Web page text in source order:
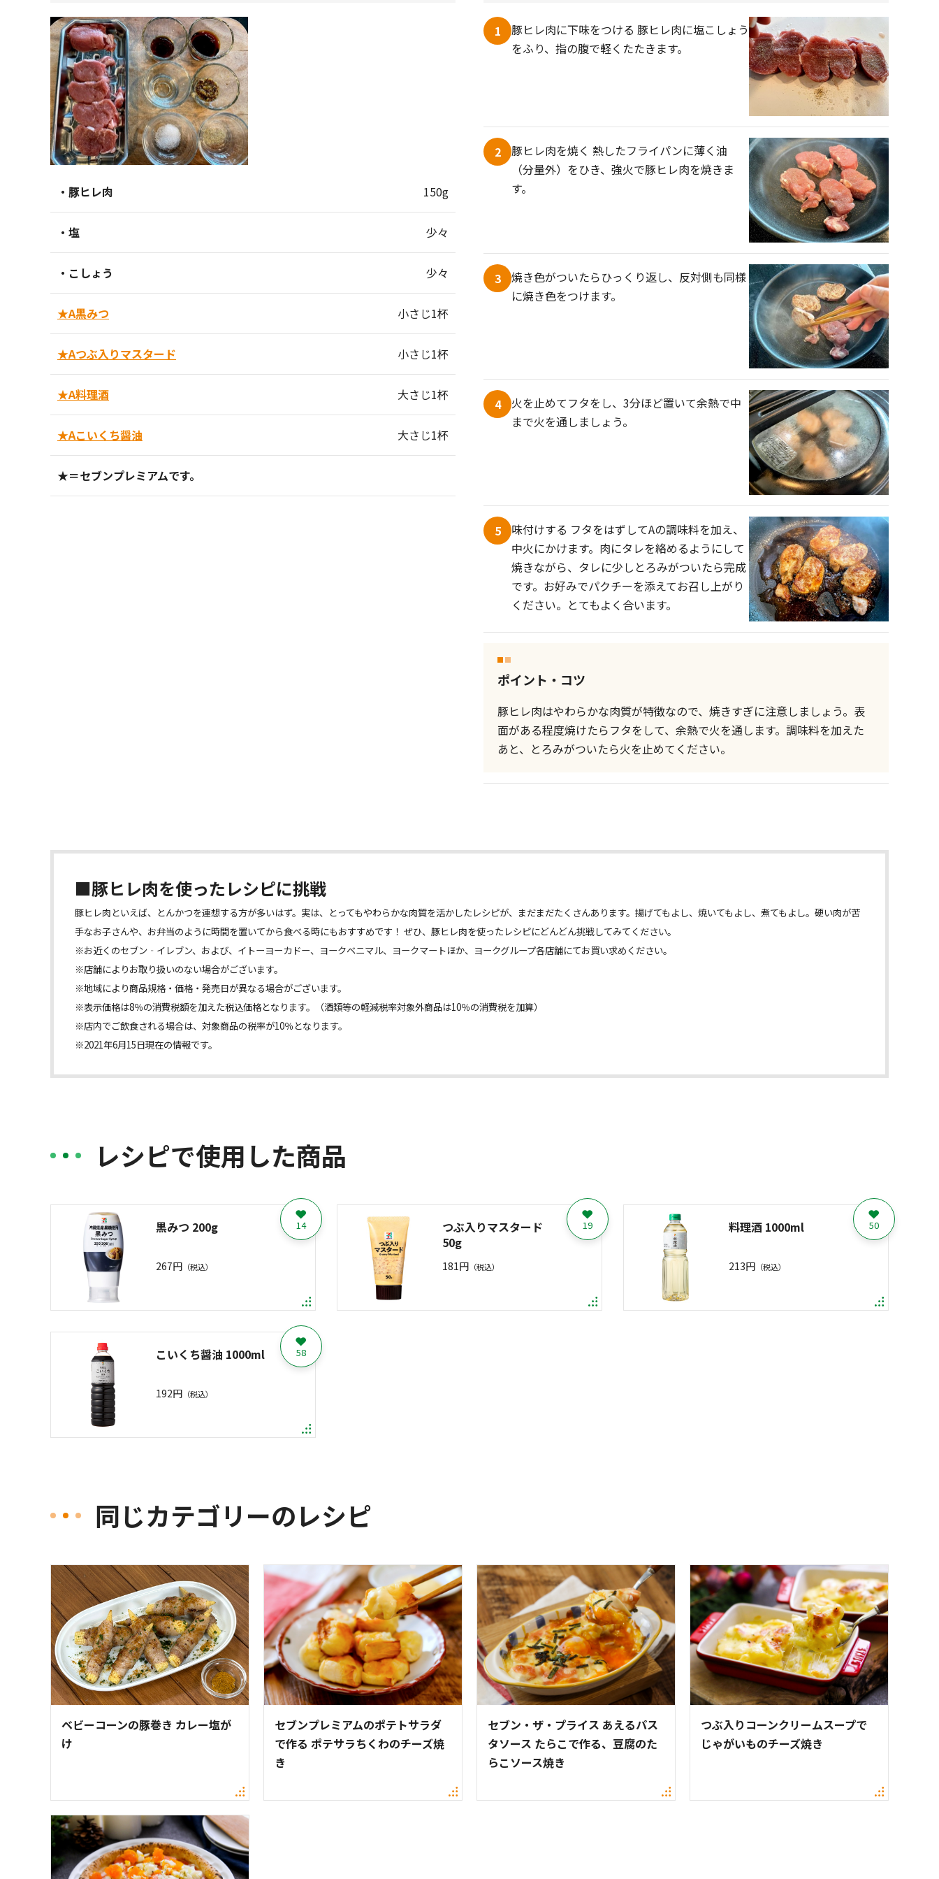
・豚ヒレ肉 150g
・塩 少々
・こしょう 少々
★A黒みつ 小さじ1杯
★Aつぶ入りマスタード 小さじ1杯
★A料理酒 大さじ1杯
★Aこいくち醤油 大さじ1杯
★＝セブンプレミアムです。
1
豚ヒレ肉に下味をつける 豚ヒレ肉に塩こしょう
をふり、指の腹で軽くたたきます。
2
豚ヒレ肉を焼く 熱したフライパンに薄く油
（分量外）をひき、強火で豚ヒレ肉を焼きま
す。
3
焼き色がついたらひっくり返し、反対側も同様
に焼き色をつけます。
4
火を止めてフタをし、3分ほど置いて余熱で中
まで火を通しましょう。
5
味付けする フタをはずしてAの調味料を加え、
中火にかけます。肉にタレを絡めるようにして
焼きながら、タレに少しとろみがついたら完成
です。お好みでパクチーを添えてお召し上がり
ください。とてもよく合います。
ポイント・コツ
豚ヒレ肉はやわらかな肉質が特徴なので、焼きすぎに注意しましょう。表
面がある程度焼けたらフタをして、余熱で火を通します。調味料を加えた
あと、とろみがついたら火を止めてください。
■豚ヒレ肉を使ったレシピに挑戦
豚ヒレ肉といえば、とんかつを連想する方が多いはず。実は、とってもやわらかな肉質を活かしたレシピが、まだまだたくさんあります。揚げてもよし、焼いてもよし、煮てもよし。硬い肉が苦
手なお子さんや、お弁当のように時間を置いてから食べる時にもおすすめです！ ぜひ、豚ヒレ肉を使ったレシピにどんどん挑戦してみてください。
※お近くのセブン‐イレブン、および、イトーヨーカドー、ヨークベニマル、ヨークマートほか、ヨークグループ各店舗にてお買い求めください。
※店舗によりお取り扱いのない場合がございます。
※地域により商品規格・価格・発売日が異なる場合がございます。
※表示価格は8％の消費税額を加えた税込価格となります。（酒類等の軽減税率対象外商品は10％の消費税を加算）
※店内でご飲食される場合は、対象商品の税率が10％となります。
※2021年6月15日現在の情報です。
レシピで使用した商品
黒みつ 200g
267円 （税込）
14
つぶ入りマスタード
50g
181円 （税込）
19 料理酒 1000ml
213円 （税込）
50
こいくち醤油 1000ml
192円 （税込）
58
同じカテゴリーのレシピ
ベビーコーンの豚巻き カレー塩が
け
セブンプレミアムのポテトサラダ
で作る ポテサラちくわのチーズ焼
き
セブン・ザ・プライス あえるパス
タソース たらこで作る、豆腐のた
らこソース焼き
つぶ入りコーンクリームスープで
じゃがいものチーズ焼き